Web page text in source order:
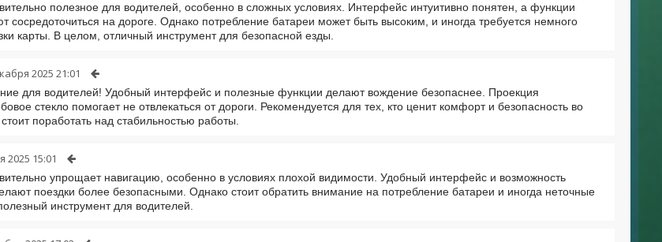
полезное для водителей, особенно в сложных условиях. Интерфейс интуитивно понятен, а функции
сосредоточиться на дороге. Однако потребление батареи может быть высоким, и иногда требуется немного
карты. В целом, отличный инструмент для безопасной езды.
2025 21:01
для водителей! Удобный интерфейс и полезные функции делают вождение безопаснее. Проекция
стекло помогает не отвлекаться от дороги. Рекомендуется для тех, кто ценит комфорт и безопасность во
поработать над стабильностью работы.
2025 15:01
упрощает навигацию, особенно в условиях плохой видимости. Удобный интерфейс и возможность
поездки более безопасными. Однако стоит обратить внимание на потребление батареи и иногда неточные
инструмент для водителей.